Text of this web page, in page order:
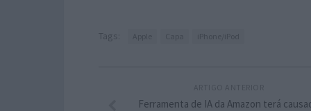
Tags:
Ferramenta de IA da Amazon terá